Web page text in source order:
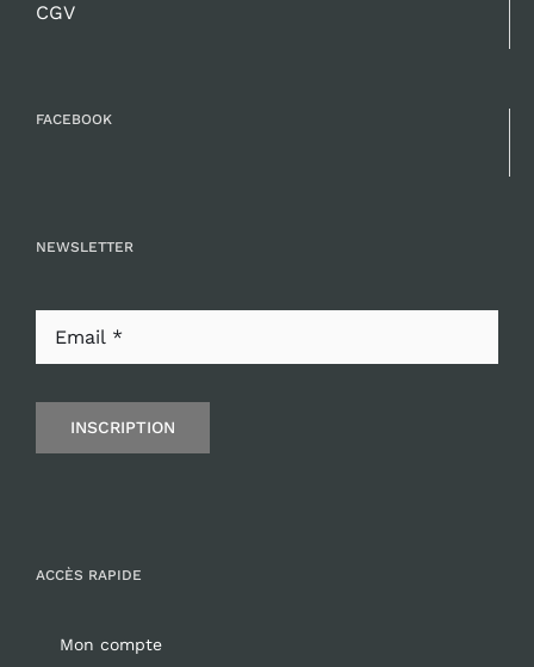
CGV
FACEBOOK
NEWSLETTER
INSCRIPTION
ACCÈS RAPIDE
Mon compte